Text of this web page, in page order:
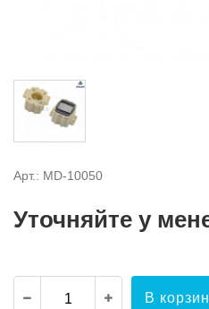
Арт.: MD-10050
Уточняйте у
В